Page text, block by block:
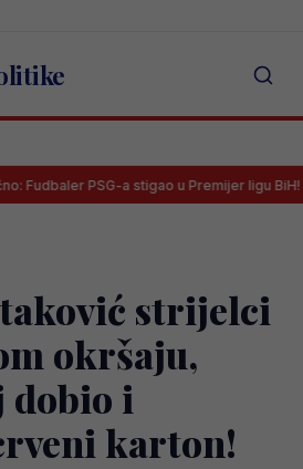
a stigao u Premijer ligu BiH!
strijelci
okršaju,
dobio i
karton!